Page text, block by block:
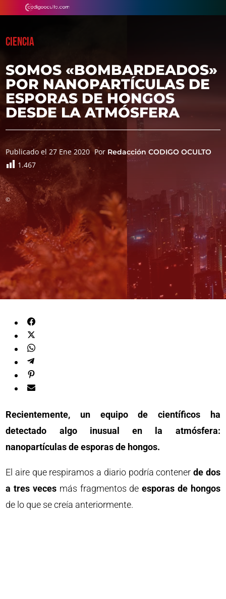
CIENCIA
SOMOS «BOMBARDEADOS»
POR NANOPARTÍCULAS DE
ESPORAS DE HONGOS
DESDE LA ATMÓSFERA
Publicado el 27 Ene 2020 Por Redacción CODIGO OCULTO
1.467
©
Recientemente, un equipo de científicos ha
detectado algo inusual en la atmósfera:
nanopartículas de esporas de hongos.
El aire que respiramos a diario podría contenerde dos
a tres vecesmás fragmentos deesporas de hongos
de lo que se creía anteriormente.